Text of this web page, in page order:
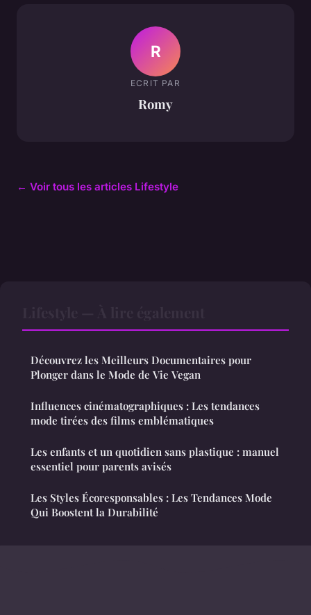
R
ECRIT PAR
Romy
← Voir tous les articles Lifestyle
Découvrez les Meilleurs Documentaires pour
Plonger dans le Mode de Vie Vegan
Influences cinématographiques : Les tendances
mode tirées des films emblématiques
Les enfants et un quotidien sans plastique : manuel
essentiel pour parents avisés
Les Styles Écoresponsables : Les Tendances Mode
Qui Boostent la Durabilité